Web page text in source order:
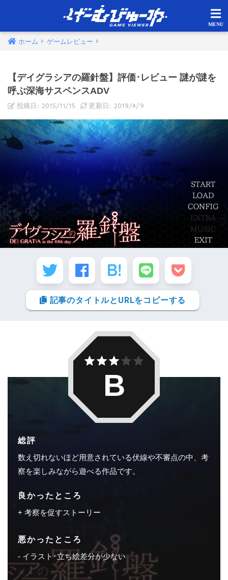
ホーム ゲームレビュー
【デイグラシアの羅針盤】評価･レビュー 謎が謎を
呼ぶ深海サスペンスADV
2015/11/15 2019/4/9
記事のタイトルとURLをコピーする
総評
数え切れないほど用意されている伏線や不審点の中、考
察を楽しみながら遊べる作品です。
良かったところ
考察を促すストーリー
悪かったところ
イラスト･立ち絵差分が少ない
B